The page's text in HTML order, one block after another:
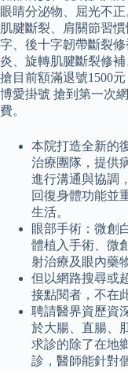
眼睛分泌物、屈光不
肌腱斷裂、肩關節習
字、後十字韌帶斷裂
炎、旋轉肌腱斷裂修
搶目前額滿退號1500
博愛掛號 搶到第一次
費。
本院打造全新的
治療團隊，提供
進行溝通與協調
回復身體功能並
生活。
眼部手術：微創
體植入手術、微
射治療及眼內藥
但以網路搜尋或
接點閱者，不在
聘請醫界資歷資
於大腸、直腸、
求診的除了在地
診，醫師能針對